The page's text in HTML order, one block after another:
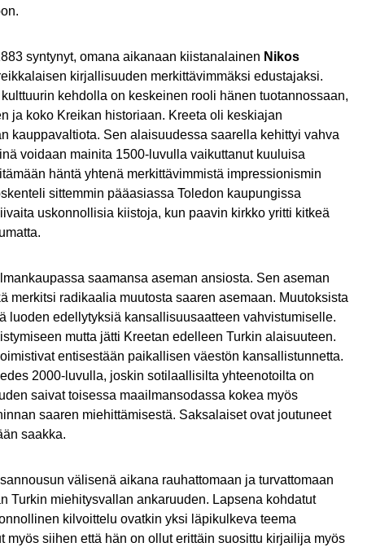
syntynyt, omana aikanaan kiistanalainen Nikos
kirjallisuuden merkittävimmäksi edustajaksi.
kehdolla on keskeinen rooli hänen tuotannossaan,
ja koko Kreikan historiaan. Kreeta oli keskiajan
kauppavaltiota. Sen alaisuudessa saarella kehittyi vahva
voidaan mainita 1500-luvulla vaikuttanut kuuluisa
häntä yhtenä merkittävimmistä impressionismin
sittemmin pääasiassa Toledon kaupungissa
uskonnollisia kiistoja, kun paavin kirkko yritti kitkeä
saamansa aseman ansiosta. Sen aseman
merkitsi radikaalia muutosta saaren asemaan. Muutoksista
luoden edellytyksiä kansallisuusaatteen vahvistumiselle.
mutta jätti Kreetan edelleen Turkin alaisuuteen.
entisestään paikallisen väestön kansallistunnetta.
2000-luvulla, joskin sotilaallisilta yhteenotoilta on
saivat toisessa maailmansodassa kokea myös
saaren miehittämisestä. Saksalaiset ovat joutuneet
saakka.
välisenä aikana rauhattomaan ja turvattomaan
Turkin miehitysvallan ankaruuden. Lapsena kohdatut
kilvoittelu ovatkin yksi läpikulkeva teema
siihen että hän on ollut erittäin suosittu kirjailija myös